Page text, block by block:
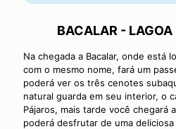
BACALAR - LAGOA
Na chegada a Bacalar, onde está
com o mesmo nome, fará um
poderá ver os três cenotes
natural guarda em seu interior, o
Pájaros, mais tarde você chegará
poderá desfrutar de uma